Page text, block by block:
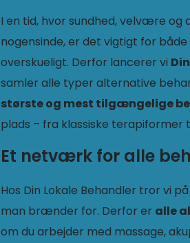
I en tid, hvor sundhed, velvære
nogensinde, er det vigtigt for
overskueligt. Derfor lancerer vi
samler alle typer alternative
største og mest tilgængelige
plads – fra klassiske terapiformer
Et netværk for alle
Hos Din Lokale Behandler tror vi
man brænder for. Derfor er alle
om du arbejder med massage,